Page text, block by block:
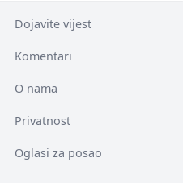
Dojavite vijest
Komentari
O nama
Privatnost
Oglasi za posao